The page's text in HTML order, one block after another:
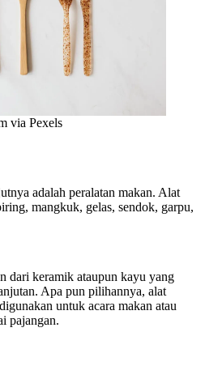
via Pexels
adalah peralatan makan. Alat
mangkuk, gelas, sendok, garpu,
dari keramik ataupun kayu yang
Apa pun pilihannya, alat
untuk acara makan atau
pajangan.